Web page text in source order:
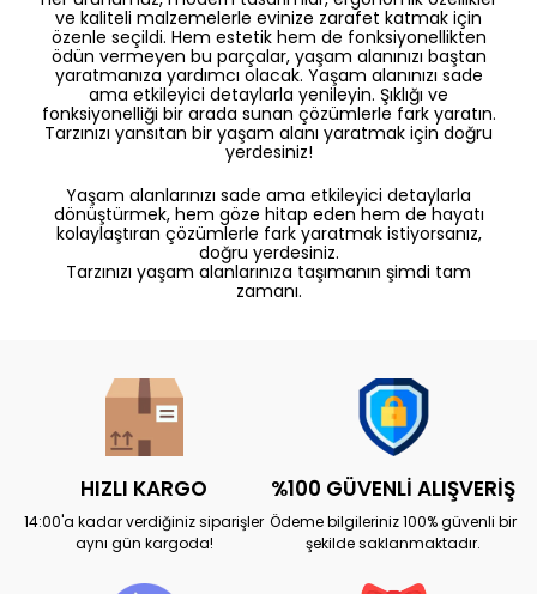
ve kaliteli malzemelerle evinize zarafet katmak için
özenle seçildi. Hem estetik hem de fonksiyonellikten
ödün vermeyen bu parçalar, yaşam alanınızı baştan
yaratmanıza yardımcı olacak. Yaşam alanınızı sade
ama etkileyici detaylarla yenileyin. Şıklığı ve
fonksiyonelliği bir arada sunan çözümlerle fark yaratın.
Tarzınızı yansıtan bir yaşam alanı yaratmak için doğru
yerdesiniz!
Yaşam alanlarınızı sade ama etkileyici detaylarla
dönüştürmek, hem göze hitap eden hem de hayatı
kolaylaştıran çözümlerle fark yaratmak istiyorsanız,
doğru yerdesiniz.
Tarzınızı yaşam alanlarınıza taşımanın şimdi tam
zamanı.
HIZLI KARGO
14:00'a kadar verdiğiniz siparişler
aynı gün kargoda!
%100 GÜVENLİ ALIŞVERİŞ
Ödeme bilgileriniz 100% güvenli bir
şekilde saklanmaktadır.